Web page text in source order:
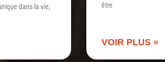
dans la vie,
être
VOIR PLUS »